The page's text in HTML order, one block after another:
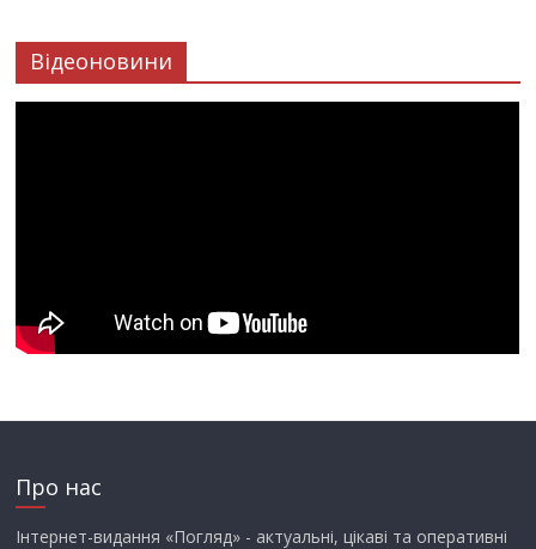
Відеоновини
Про нас
Інтернет-видання «Погляд» - актуальні, цікаві та оперативні